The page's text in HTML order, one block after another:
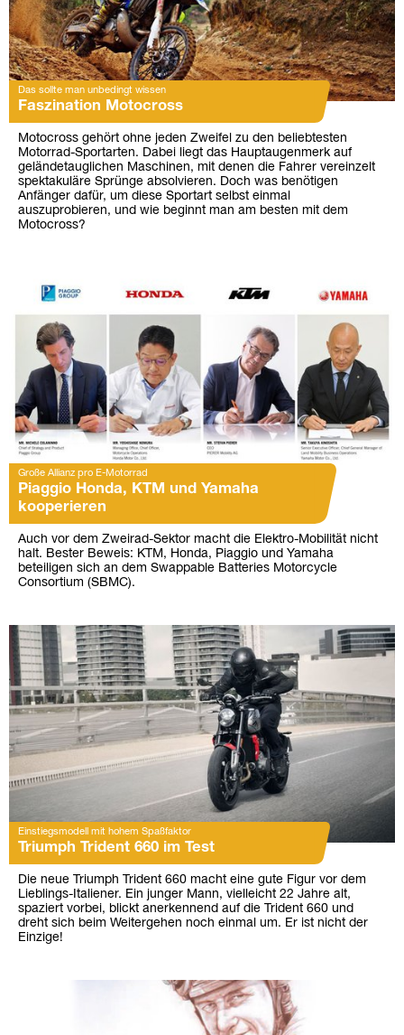
Das sollte man unbedingt wissen
Faszination Motocross
Motocross gehört ohne jeden Zweifel zu den beliebtesten
Motorrad-Sportarten. Dabei liegt das Hauptaugenmerk auf
geländetauglichen Maschinen, mit denen die Fahrer vereinzelt
spektakuläre Sprünge absolvieren. Doch was benötigen
Anfänger dafür, um diese Sportart selbst einmal
auszuprobieren, und wie beginnt man am besten mit dem
Motocross?
Große Allianz pro E-Motorrad
Piaggio Honda, KTM und Yamaha
kooperieren
Auch vor dem Zweirad-Sektor macht die Elektro-Mobilität nicht
halt. Bester Beweis: KTM, Honda, Piaggio und Yamaha
beteiligen sich an dem Swappable Batteries Motorcycle
Consortium (SBMC).
Einstiegsmodell mit hohem Spaßfaktor
Triumph Trident 660 im Test
Die neue Triumph Trident 660 macht eine gute Figur vor dem
Lieblings-Italiener. Ein junger Mann, vielleicht 22 Jahre alt,
spaziert vorbei, blickt anerkennend auf die Trident 660 und
dreht sich beim Weitergehen noch einmal um. Er ist nicht der
Einzige!